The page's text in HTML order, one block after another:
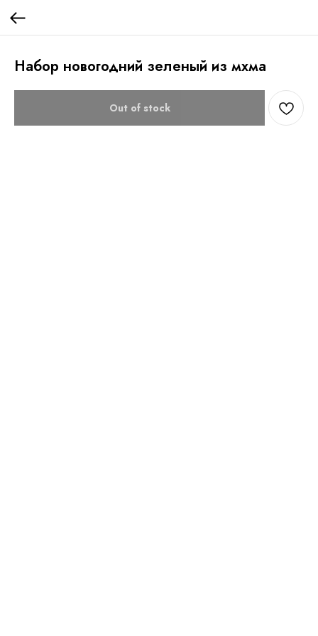
Набор новогодний зеленый из мхма
Out of stock